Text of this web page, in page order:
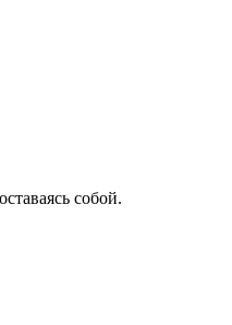
собой.